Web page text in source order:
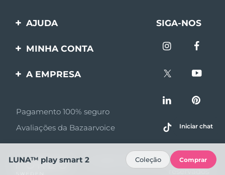
AJUDA
Entre em contato
SIGA-NOS
MINHA CONTA
Registro de produto
A EMPRESA
Afiliados
Notícias de afiliados
Pagamento 100% seguro
Avaliações da Bazaarvoice
© 2026 FOREO Todos os direitos
reservados
Iniciar chat
LUNA™ play smart 2 Coleção Comprar